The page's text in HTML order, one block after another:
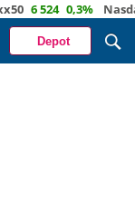
6 524 0,3% Nasdaq
Depot